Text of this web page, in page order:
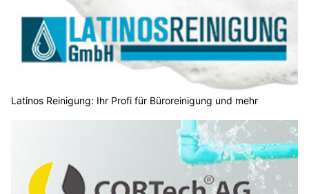
Latinos Reinigung: Ihr Profi für Büroreinigung und mehr